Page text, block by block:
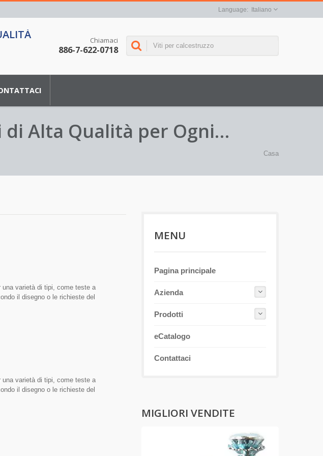
Italiano
Chiamaci
886-7-622-0718
di Alta Qualità per Ogni
Casa
varietà di tipi, come teste a
il disegno o le richieste del
varietà di tipi, come teste a
il disegno o le richieste del
MENU
Pagina principale
Azienda
Prodotti
eCatalogo
Contattaci
MIGLIORI VENDITE